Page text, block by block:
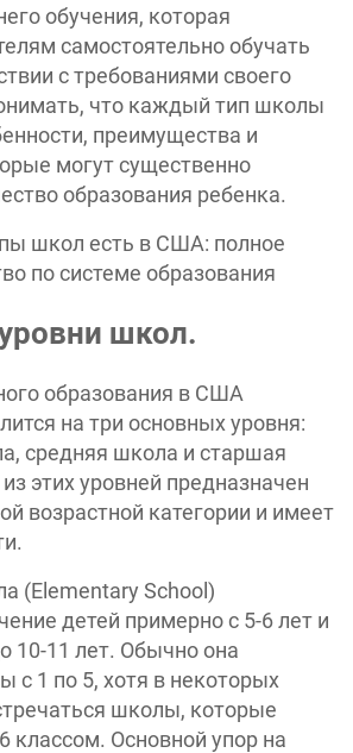
обучения, которая
самостоятельно обучать
с требованиями своего
что каждый тип школы
преимущества и
могут существенно
образования ребенка.
школ.
образования в США
на три основных уровня:
средняя школа и старшая
этих уровней предназначен
возрастной категории и имеет
(Elementary School)
детей примерно с 5-6 лет и
10-11 лет. Обычно она
с 1 по 5, хотя в некоторых
школы, которые
классом. Основной упор на